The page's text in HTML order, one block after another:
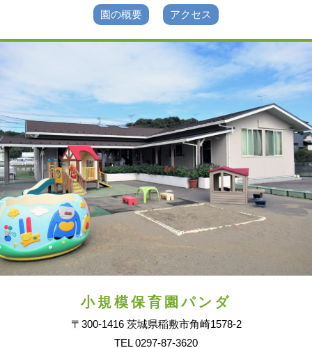
園の概要 アクセス
小規模保育園パンダ
〒300-1416 茨城県稲敷市角崎1578-2
TEL 0297-87-3620